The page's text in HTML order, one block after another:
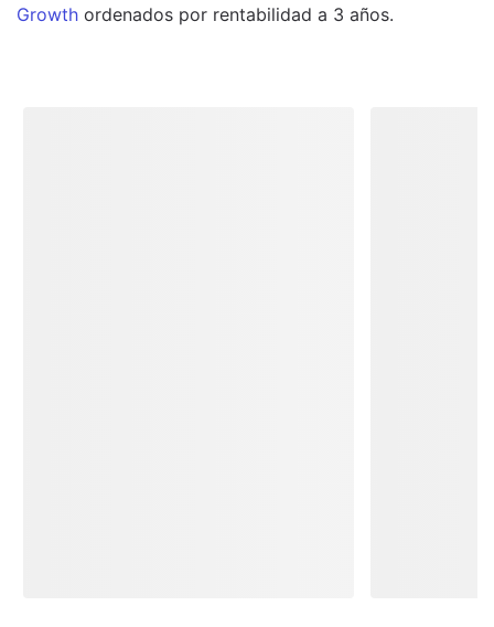
Growth ordenados por rentabilidad a 3 años.